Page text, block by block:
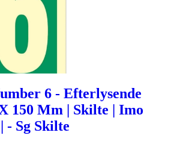
6 - Efterlysende
150 Mm | Skilte | Imo
- Sg Skilte